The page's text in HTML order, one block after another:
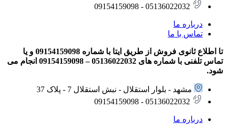
05136022032 - 09154159098
درباره ما
تماس با ما
تا اطلاع ثانوی فروش از طریق ایتا با شماره 09154159098 و یا
تماس تلفنی با شماره های 05136022032 – 09154159098 انجام می
شود.
مشهد - بلوار استقلال - نبش استقلال 7 - پلاک 37
05136022032 - 09154159098
درباره ما